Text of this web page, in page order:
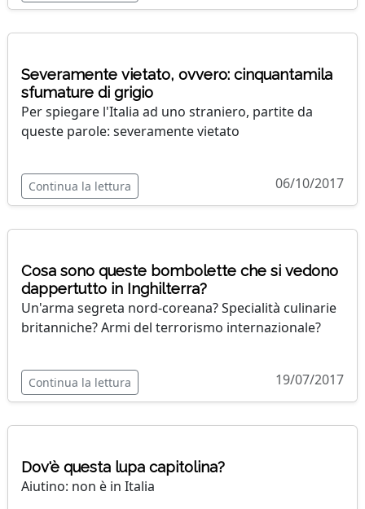
Severamente vietato, ovvero: cinquantamila
sfumature di grigio
Per spiegare l'Italia ad uno straniero, partite da
queste parole: severamente vietato
Continua la lettura 06/10/2017
Cosa sono queste bombolette che si vedono
dappertutto in Inghilterra?
Un'arma segreta nord-coreana? Specialità culinarie
britanniche? Armi del terrorismo internazionale?
Continua la lettura 19/07/2017
Dov'è questa lupa capitolina?
Aiutino: non è in Italia